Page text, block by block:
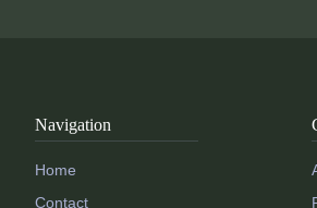
Navigation
Home
Contact